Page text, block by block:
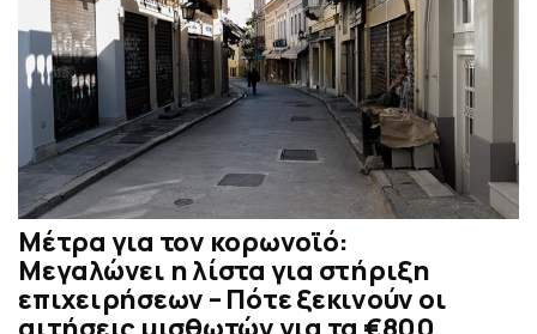
Μέτρα για τον κορωνοϊό:
Μεγαλώνει η λίστα για στήριξη
επιχειρήσεων – Πότε ξεκινούν οι